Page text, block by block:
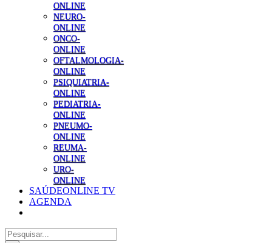
ONLINE
NEURO-
ONLINE
ONCO-
ONLINE
OFTALMOLOGIA-
ONLINE
PSIQUIATRIA-
ONLINE
PEDIATRIA-
ONLINE
PNEUMO-
ONLINE
REUMA-
ONLINE
URO-
ONLINE
SAÚDEONLINE TV
AGENDA
Pesquisar